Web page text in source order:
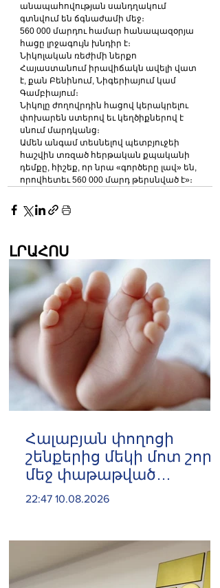
անապահովության սանդղակում
գտնվում են ճգնաժամի մեջ։
560 000 մարդու համար հանապազօրյա
հացը լրջագույն խնդիր է։
Նիկոլական ռեժիմի ներքո
Հայաստանում իրավիճակն ավելի վատ
է, քան Բենինում, Նիգերիայում կամ
Գամբիայում։
Նիկոլը ժողովրդին հացով կերակրելու
փոխարեն ստերով եւ կեղծիքներով է
սնում մարդկանց։
Ամեն անգամ տեսնելով պետբյուջեի
հաշվին տռզած հերթական քպականի
դեմքը, հիշեք, որ նրա «գործերը լավ» են,
որովհետեւ 560 000 մարդ թերսնված է»։
ԼՐԱՀՈՍ
Հալաբյան փողոցի
շենքերից մեկի մոտ շորի
մեջ փաթաթված
նորածին երեխա է
22:47 10.08.2026